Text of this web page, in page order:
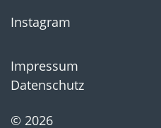
Instagram
Impressum
Datenschutz
© 2026